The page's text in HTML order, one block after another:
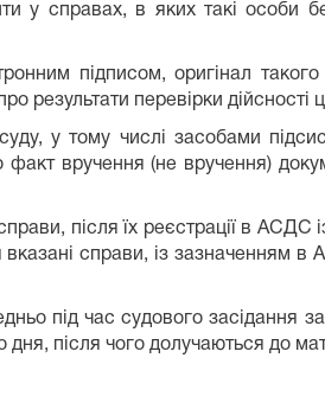
у справах, в яких такі особи
підписом, оригінал
перевірки дійсності
у тому числі засобами
вручення (не вручення)
після їх реєстрації в АСДС
справи, із зазначенням в
під час судового засідання
дня, після чого долучаються до